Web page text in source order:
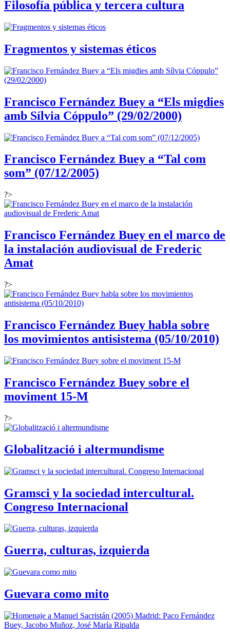
Filosofía pública y tercera cultura
Fragmentos y sistemas éticos
Francisco Fernández Buey a “Els migdies
amb Sílvia Cóppulo” (29/02/2000)
Francisco Fernández Buey a “Tal com
som” (07/12/2005)
?>
Francisco Fernández Buey en el marco de
la instalación audiovisual de Frederic
Amat
?>
Francisco Fernández Buey habla sobre
los movimientos antisistema (05/10/2010)
Francisco Fernández Buey sobre el
moviment 15-M
?>
Globalització i altermundisme
Gramsci y la sociedad intercultural.
Congreso Internacional
Guerra, culturas, izquierda
Guevara como mito